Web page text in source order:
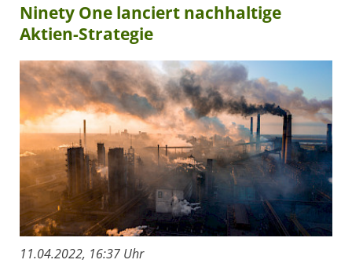
Ninety One lanciert nachhaltige
Aktien-Strategie
11.04.2022, 16:37 Uhr